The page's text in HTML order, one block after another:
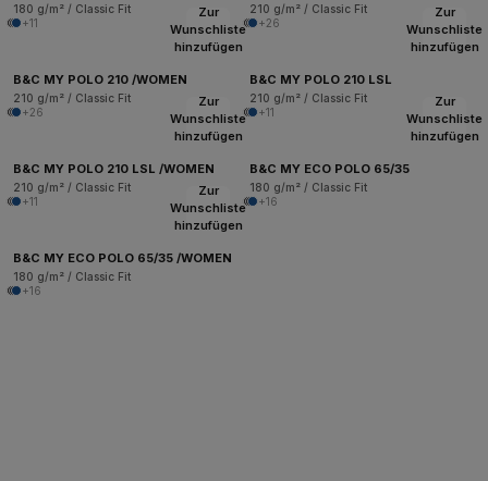
180 g/m² / Classic Fit
+11
210 g/m² / Classic Fit
+26
Zur
Wunschliste
hinzufügen
B&C MY POLO 210 /WOMEN
210 g/m² / Classic Fit
+26
Zur
Wunschliste
hinzufügen
B&C MY POLO 210 LSL
210 g/m² / Classic Fit
+11
Zur
Wunschliste
hinzufügen
B&C MY POLO 210 LSL /WOMEN
210 g/m² / Classic Fit
+11
Zur
Wunschliste
hinzufügen
B&C MY ECO POLO 65/35
180 g/m² / Classic Fit
+16
Zur
Wunschliste
hinzufügen
B&C MY ECO POLO 65/35 /WOMEN
180 g/m² / Classic Fit
+16